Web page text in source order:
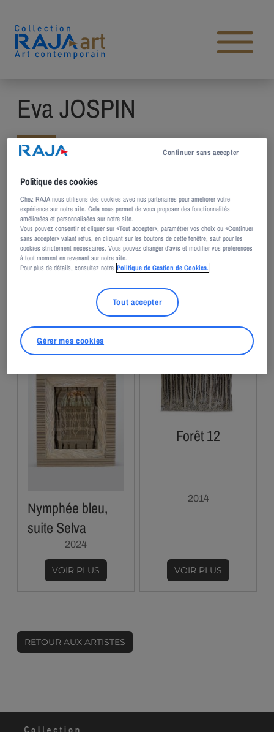
Open main menu
Eva JOSPIN
Vit et travaille à Paris, France
Œuvres de l’artiste dans la
Nymphée bleu,
suite Selva
2024
VOIR PLUS
Forêt 12
2014
VOIR PLUS
RETOUR AUX ARTISTES
Politique des cookies
Chez RAJA nous utilisons des cookies avec nos partenaires pour améliorer votre
expérience sur notre site. Cela nous permet de vous proposer des fonctionnalités
améliorées et personnalisées sur notre site.
Vous pouvez consentir et cliquer sur «Tout accepter», paramétrer vos choix ou «Continuer
sans accepter» valant refus, en cliquant sur les boutons de cette fenêtre, sauf pour les
cookies strictement nécessaires. Vous pouvez changer d’avis et modifier vos préférences
à tout moment en revenant sur notre site.
Pour plus de détails, consultez notre Politique de Gestion de Cookies.
Continuer sans accepter
Tout accepter
Gérer mes cookies